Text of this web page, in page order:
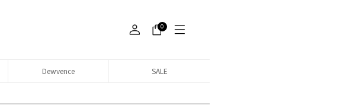
0
Dewvence SALE